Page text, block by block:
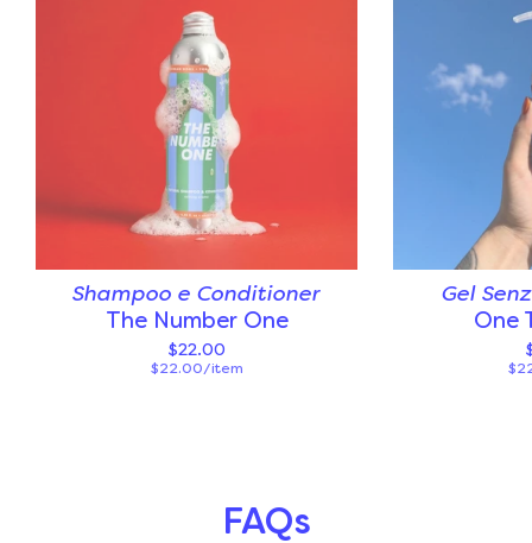
Shampoo e Conditioner
The Number One
$22.00
$22.00/item
Gel
One
FAQs